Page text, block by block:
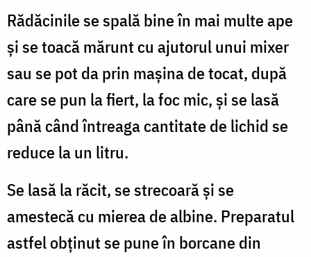
Rădăcinile se spală bine în mai multe ape
și se toacă mărunt cu ajutorul unui mixer
sau se pot da prin mașina de tocat, după
care se pun la fiert, la foc mic, și se lasă
până când întreaga cantitate de lichid se
reduce la un litru.
Se lasă la răcit, se strecoară și se
amestecă cu mierea de albine. Preparatul
astfel obținut se pune în borcane din